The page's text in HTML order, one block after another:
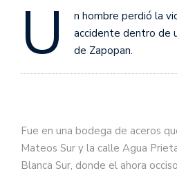
U
n hombre perdió la
accidente dentro de
de Zapopan.
Fue en una bodega de aceros
Mateos Sur y la calle Agua
Blanca Sur, donde el ahora